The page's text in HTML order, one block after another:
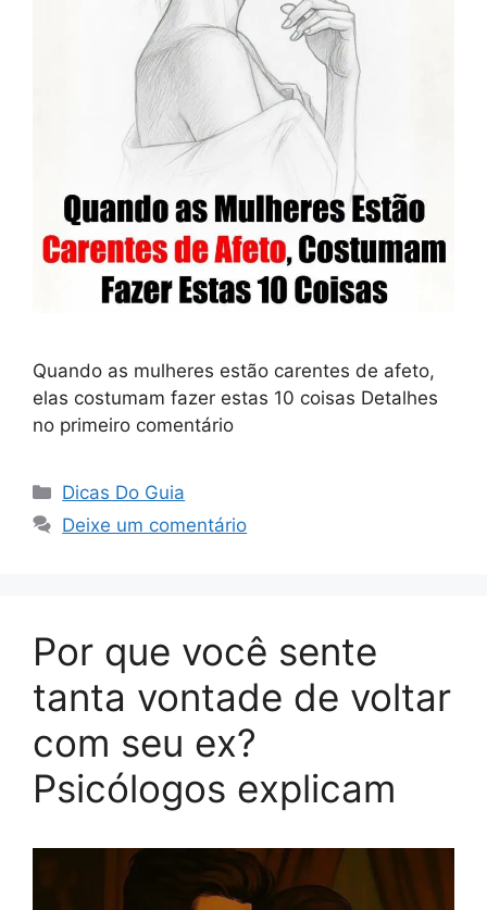
Quando as mulheres estão carentes de afeto,
elas costumam fazer estas 10 coisas Detalhes
no primeiro comentário
Categorias
Dicas Do Guia
Deixe um comentário
Por que você sente
tanta vontade de voltar
com seu ex?
Psicólogos explicam